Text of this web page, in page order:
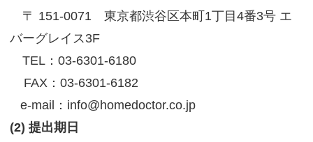
〒 151-0071 東京都渋谷区本町1丁目4番3号 エ
バーグレイス3F
TEL：03-6301-6180
FAX：03-6301-6182
e-mail：info@homedoctor.co.jp
(2) 提出期日